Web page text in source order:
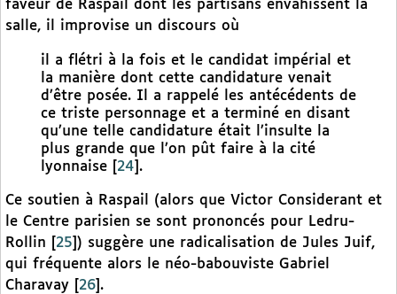
faveur de Raspail dont les partisans envahissent la
salle, il improvise un discours où
il a flétri à la fois et le candidat impérial et
la manière dont cette candidature venait
d’être posée. Il a rappelé les antécédents de
ce triste personnage et a terminé en disant
qu’une telle candidature était l’insulte la
plus grande que l’on pût faire à la cité
lyonnaise
24 .
Ce soutien à Raspail (alors que Victor Considerant et
le Centre parisien se sont prononcés pour Ledru-
Rollin
25 ) suggère une radicalisation de Jules Juif,
qui fréquente alors le néo-babouviste Gabriel
Charavay
26 .